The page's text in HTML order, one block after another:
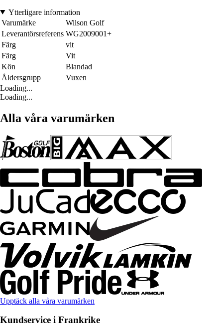
Ytterligare information
Varumärke
Wilson Golf
Leverantörsreferens WG2009001+
Färg
vit
Färg
Vit
Kön
Blandad
Åldersgrupp
Vuxen
Loading...
Loading...
Alla våra varumärken
Upptäck alla våra varumärken
Kundservice i Frankrike